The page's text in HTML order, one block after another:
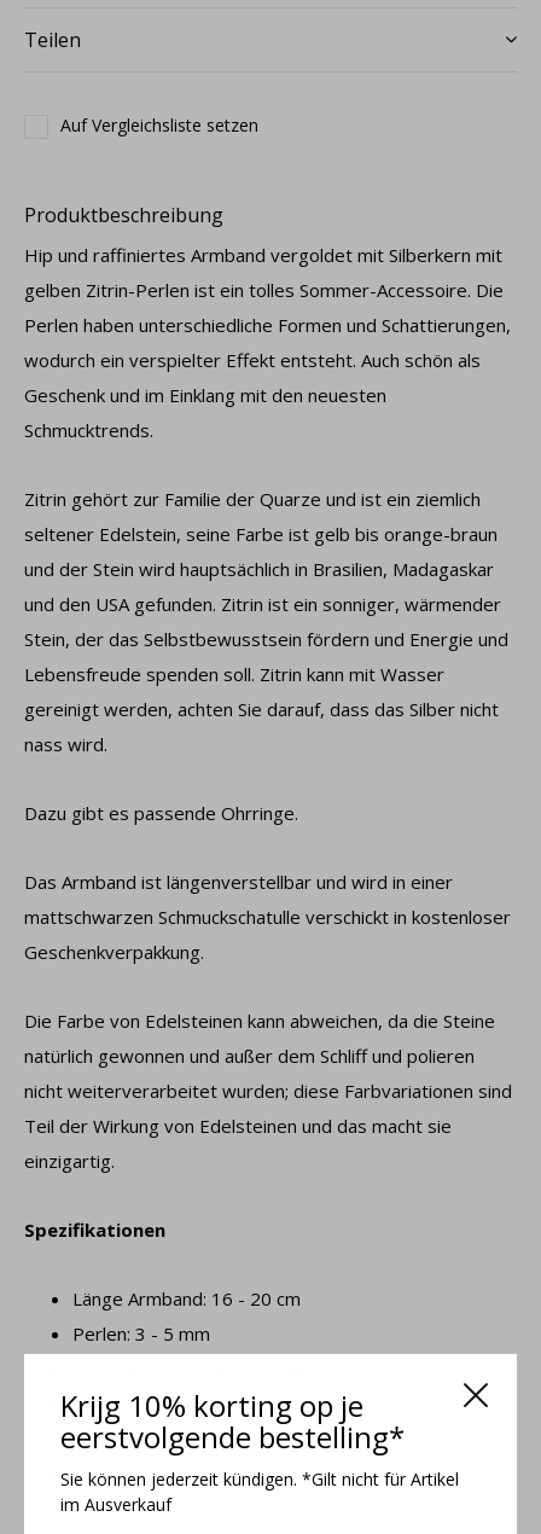
Krijg 10% korting op je
eerstvolgende bestelling*
Sie können jederzeit kündigen. *Gilt nicht für Artikel
im Ausverkauf
Teilen
Auf Vergleichsliste setzen
Produktbeschreibung
Hip und raffiniertes Armband vergoldet mit Silberkern mit
gelben Zitrin-Perlen ist ein tolles Sommer-Accessoire. Die
Perlen haben unterschiedliche Formen und Schattierungen,
wodurch ein verspielter Effekt entsteht. Auch schön als
Geschenk und im Einklang mit den neuesten
Schmucktrends.
Zitrin gehört zur Familie der Quarze und ist ein ziemlich
seltener Edelstein, seine Farbe ist gelb bis orange-braun
und der Stein wird hauptsächlich in Brasilien, Madagaskar
und den USA gefunden. Zitrin ist ein sonniger, wärmender
Stein, der das Selbstbewusstsein fördern und Energie und
Lebensfreude spenden soll. Zitrin kann mit Wasser
gereinigt werden, achten Sie darauf, dass das Silber nicht
nass wird.
Dazu gibt es passende Ohrringe.
Das Armband ist längenverstellbar und wird in einer
mattschwarzen Schmuckschatulle verschickt in kostenloser
Geschenkverpakkung.
Die Farbe von Edelsteinen kann abweichen, da die Steine ​​
natürlich gewonnen und außer dem Schliff und polieren
nicht weiterverarbeitet wurden; diese Farbvariationen sind
Teil der Wirkung von Edelsteinen und das macht sie
einzigartig.
Spezifikationen
Länge Armband: 16 - 20 cm
Perlen: 3 - 5 mm
Farbe: gelb
Verschluß: Federringverschluss
Materialien: vergoldet mit Silberkern und Zitrin